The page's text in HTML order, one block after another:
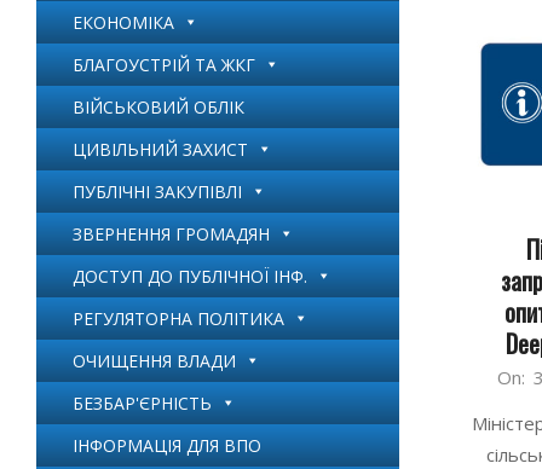
2026-
31
On:
ЕКОНОМІКА
БЛАГОУСТРІЙ ТА ЖКГ
ВІЙСЬКОВИЙ ОБЛІК
ЦИВІЛЬНИЙ ЗАХИСТ
ПУБЛІЧНІ ЗАКУПІВЛІ
ЗВЕРНЕННЯ ГРОМАДЯН
ДОСТУП ДО ПУБЛІЧНОЇ ІНФ.
РЕГУЛЯТОРНА ПОЛІТИКА
ОЧИЩЕННЯ ВЛАДИ
БЕЗБАР'ЄРНІСТЬ
ІНФОРМАЦІЯ ДЛЯ ВПО